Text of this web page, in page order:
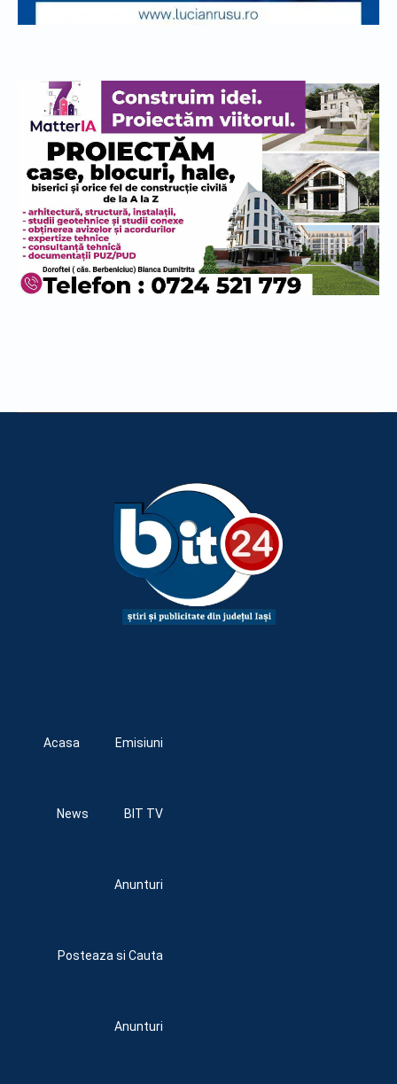
Acasa Emisiuni
News BIT TV
Anunturi
Posteaza si Cauta
Anunturi